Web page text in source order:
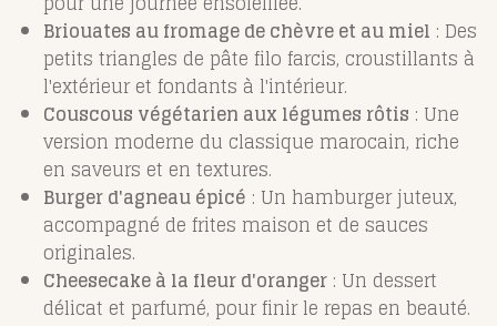
Briouates au fromage de chèvre et au miel : Des
petits triangles de pâte filo farcis, croustillants à
l'extérieur et fondants à l'intérieur.
Couscous végétarien aux légumes rôtis : Une
version moderne du classique marocain, riche
en saveurs et en textures.
Burger d'agneau épicé : Un hamburger juteux,
accompagné de frites maison et de sauces
originales.
Cheesecake à la fleur d'oranger : Un dessert
délicat et parfumé, pour finir le repas en beauté.